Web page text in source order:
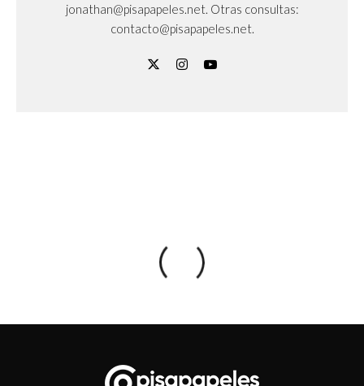
jonathan@pisapapeles.net. Otras consultas:
contacto@pisapapeles.net.